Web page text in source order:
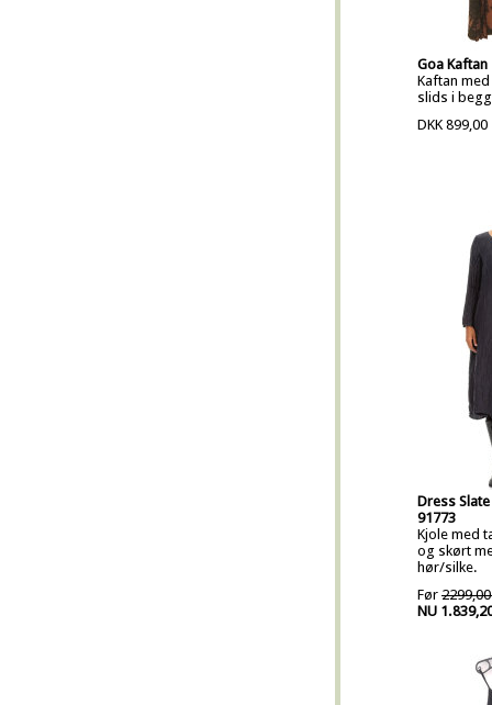
Goa Kaftan
Kaftan
slids i
DKK 899,00
Dress Slate
91773
Kjole med
og skørt
hør/silke.
Før 2299,00
NU